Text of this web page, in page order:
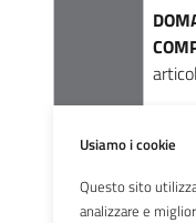
Usiamo i cookie
Questo sito
analizzare e